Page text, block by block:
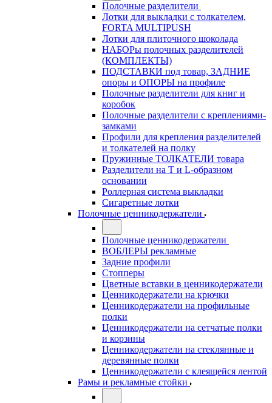
Полочные разделители
Лотки для выкладки с толкателем,
FORTA MULTIPUSH
Лотки для плиточного шоколада
НАБОРы полочных разделителей
(КОМПЛЕКТЫ)
ПОДСТАВКИ под товар, ЗАДНИЕ
опоры и ОПОРЫ на профиле
Полочные разделители для книг и
коробок
Полочные разделители с креплениями-
замками
Профили для крепления разделителей
и толкателей на полку
Пружинные ТОЛКАТЕЛИ товара
Разделители на Т и L-образном
основании
Роллерная система выкладки
Сигаретные лотки
Полочные ценникодержатели
Полочные ценникодержатели
ВОБЛЕРЫ рекламные
Задние профили
Стопперы
Цветные вставки в ценникодержатели
Ценникодержатели на крючки
Ценникодержатели на профильные
полки
Ценникодержатели на сетчатые полки
и корзины
Ценникодержатели на стеклянные и
деревянные полки
Ценникодержатели с клеящейся лентой
Рамы и рекламные стойки